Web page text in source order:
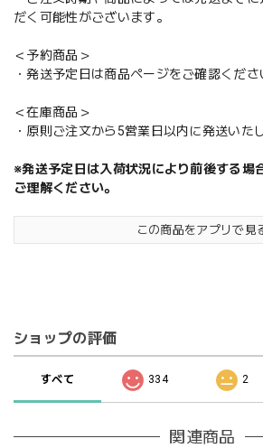
だく可能性がございます。
＜予約商品＞
・発送予定日は商品ページをご確認くださ
＜在庫商品＞
・原則ご注文から5営業日以内に発送いた
※発送予定日は入荷状況により前後する場
ご理解ください。
この商品をアプリで見
ショップの評価
すべて 334 2
関連商品